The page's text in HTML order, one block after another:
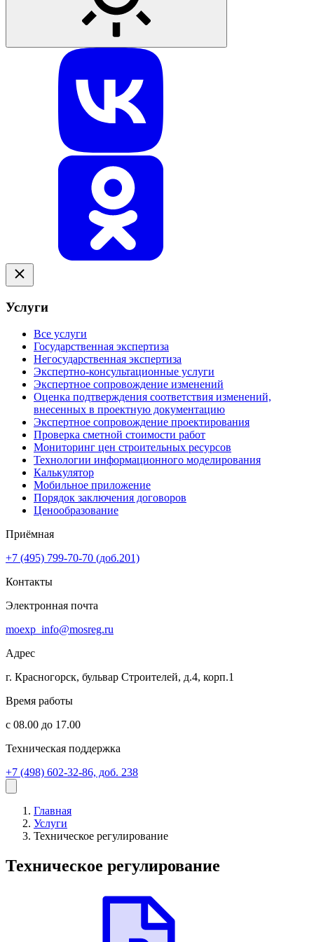
Услуги
Все услуги
Государственная экспертиза
Негосударственная экспертиза
Экспертно-консультационные услуги
Экспертное сопровождение изменений
Оценка подтверждения соответствия изменений,
внесенных в проектную документацию
Экспертное сопровождение проектирования
Проверка сметной стоимости работ
Мониторинг цен строительных ресурсов
Технологии информационного моделирования
Калькулятор
Мобильное приложение
Порядок заключения договоров
Ценообразование
Приёмная
+7 (495) 799-70-70 (доб.201)
Контакты
Электронная почта
moexp_info@mosreg.ru
Адрес
г. Красногорск, бульвар Строителей, д.4, корп.1
Время работы
с 08.00 до 17.00
Техническая поддержка
+7 (498) 602-32-86, доб. 238
Главная
Услуги
Техническое регулирование
Техническое регулирование